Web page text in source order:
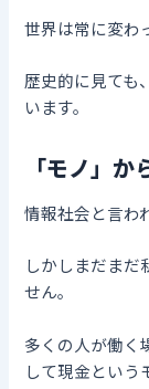
世界は常に変わ
歴史的に見ても
います。
「モノ」
情報社会と言わ
しかしまだまだ
せん。
多くの人が働く
して現金という